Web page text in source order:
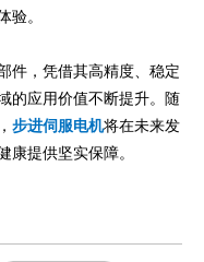
验。
件，凭借其高精度、稳定
的应用价值不断提升。随
步进伺服电机将在未来发
康提供坚实保障。